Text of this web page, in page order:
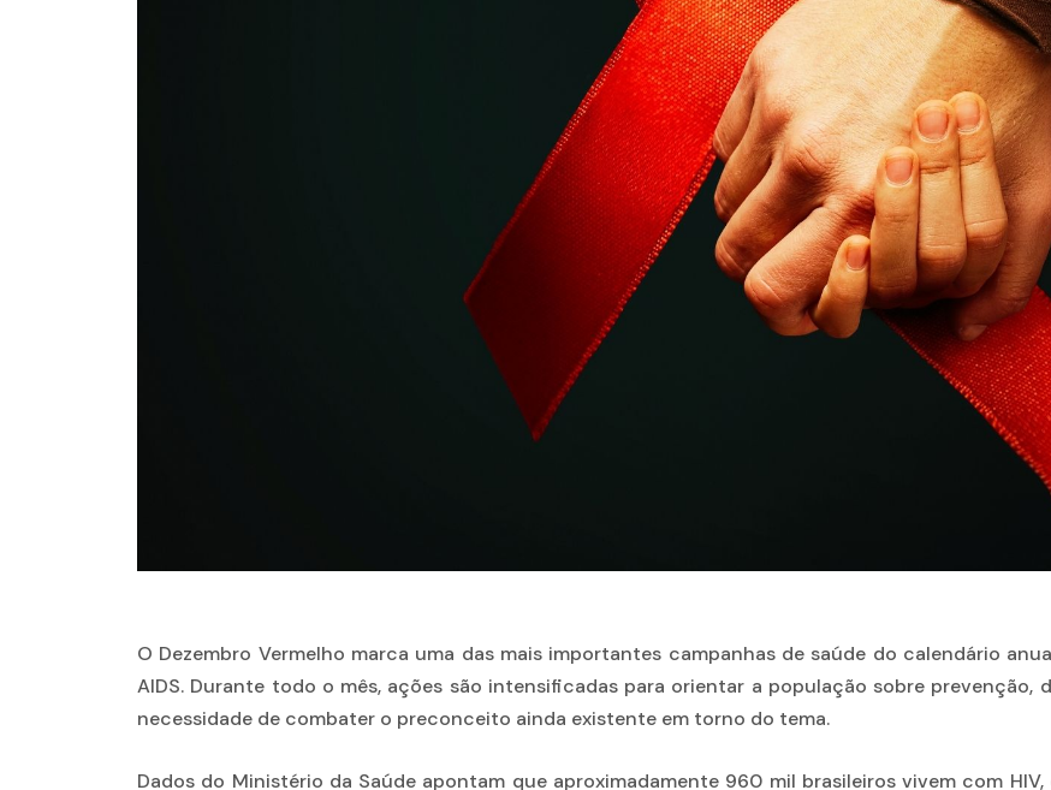
O Dezembro Vermelho marca uma das mais importantes campanhas de saúde do calendário
AIDS. Durante todo o mês, ações são intensificadas para orientar a população sobre
necessidade de combater o preconceito ainda existente em torno do tema.
Dados do Ministério da Saúde apontam que aproximadamente 960 mil brasileiros vivem com